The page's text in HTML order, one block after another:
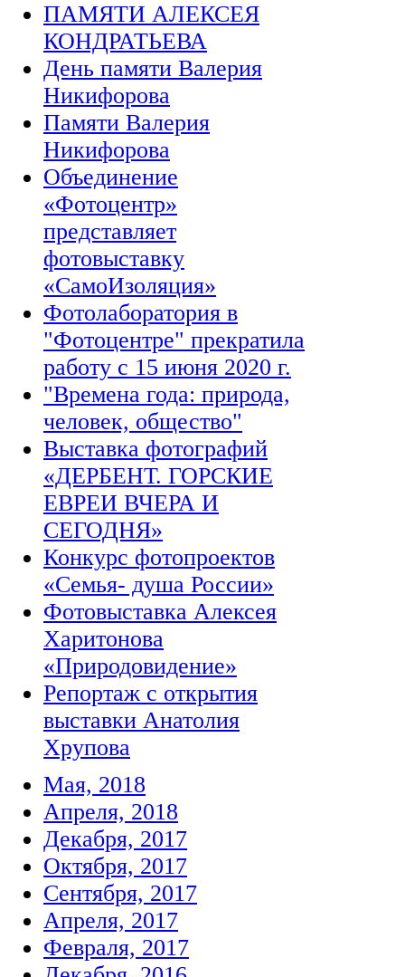
ПАМЯТИ АЛЕКСЕЯ
КОНДРАТЬЕВА
День памяти Валерия
Никифорова
Памяти Валерия
Никифорова
Объединение
«Фотоцентр»
представляет
фотовыставку
«СамоИзоляция»
Фотолаборатория в
"Фотоцентре" прекратила
работу с 15 июня 2020 г.
"Времена года: природа,
человек, общество"
Выставка фотографий
«ДЕРБЕНТ. ГОРСКИЕ
ЕВРЕИ ВЧЕРА И
СЕГОДНЯ»
Конкурс фотопроектов
«Семья- душа России»
Фотовыставка Алексея
Харитонова
«Природовидение»
Репортаж с открытия
выставки Анатолия
Хрупова
Мая, 2018
Апреля, 2018
Декабря, 2017
Октября, 2017
Сентября, 2017
Апреля, 2017
Февраля, 2017